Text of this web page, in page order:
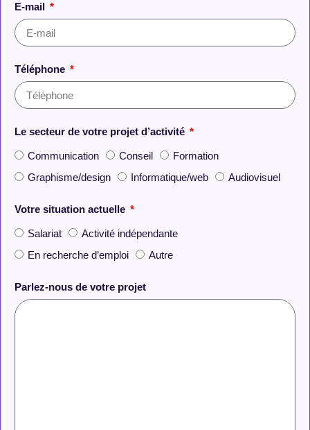
E-mail
Téléphone
Le secteur de votre projet d’activité
Communication Conseil
Formation
Graphisme/design
Informatique/web Audiovisuel
Votre situation actuelle
Salariat
Activité indépendante
En recherche d’emploi
Autre
Parlez-nous de votre projet